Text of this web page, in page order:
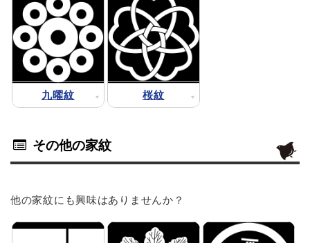
九曜紋 桜紋
その他の家紋
他の家紋にも興味はありませんか？